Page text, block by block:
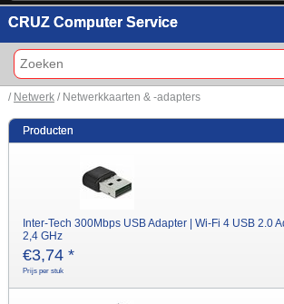
CRUZ Computer Service
/ Netwerk / Netwerkkaarten & -adapters
Producten
Inter-Tech 300Mbps USB Adapter | Wi-Fi 4 USB 2.0
2,4 GHz
€3,74 *
Prijs per stuk